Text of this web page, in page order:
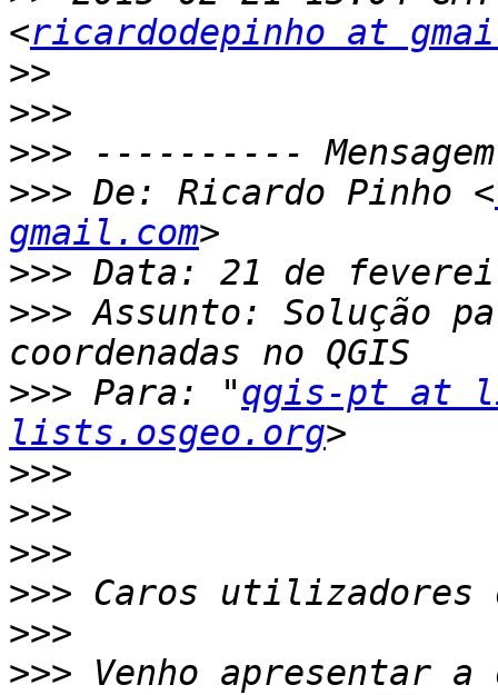
<ricardodepinho at
>>
>>>
>>>
>>> De: Ricardo Pinho <
gmail.com
>>>
>>> Assunto: Solução
>>> Para: "qgis-pt at
lists.osgeo.org
>>>
>>>
>>>
>>>
>>>
>>> Venho apresentar a